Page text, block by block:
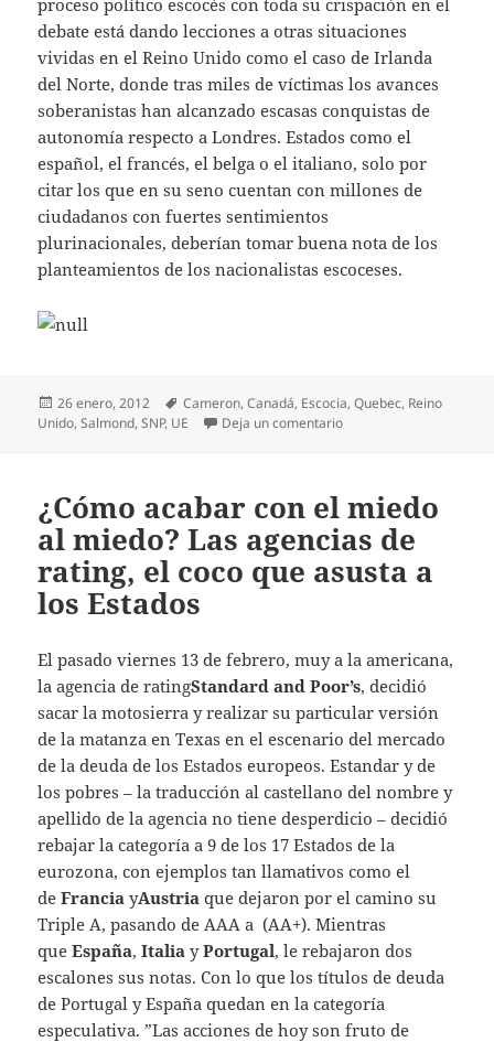
debate está dando lecciones a otras situaciones
vividas en el Reino Unido como el caso de Irlanda
del Norte, donde tras miles de víctimas los avances
soberanistas han alcanzado escasas conquistas de
autonomía respecto a Londres. Estados como el
español, el francés, el belga o el italiano, solo por
citar los que en su seno cuentan con millones de
ciudadanos con fuertes sentimientos
plurinacionales, deberían tomar buena nota de los
planteamientos de los nacionalistas escoceses.
Publicado
el
26 enero, 2012 Etiquetas
Cameron,Canadá, Escocia,Quebec, Reino
Unido,Salmond,SNP, UE Deja un comentarioen Devo Max, el
¿Cómo acabar con el miedo
al miedo? Las agencias de
rating, el coco que asusta a
los Estados
El pasado viernes 13 de febrero, muy a la americana,
la agencia de ratingStandard and Poor’s, decidió
sacar la motosierra y realizar su particular versión
de la matanza en Texas en el escenario del mercado
de la deuda de los Estados europeos. Estandar y de
los pobres – la traducción al castellano del nombre y
apellido de la agencia no tiene desperdicio – decidió
rebajar la categoría a 9 de los 17 Estados de la
eurozona, con ejemplos tan llamativos como el
deFrancia yAustria que dejaron por el camino su
Triple A, pasando de AAA a (AA+). Mientras
queEspaña, Italia yPortugal, le rebajaron dos
escalones sus notas. Con lo que los títulos de deuda
de Portugal y España quedan en la categoría
especulativa. ”Las acciones de hoy son fruto de